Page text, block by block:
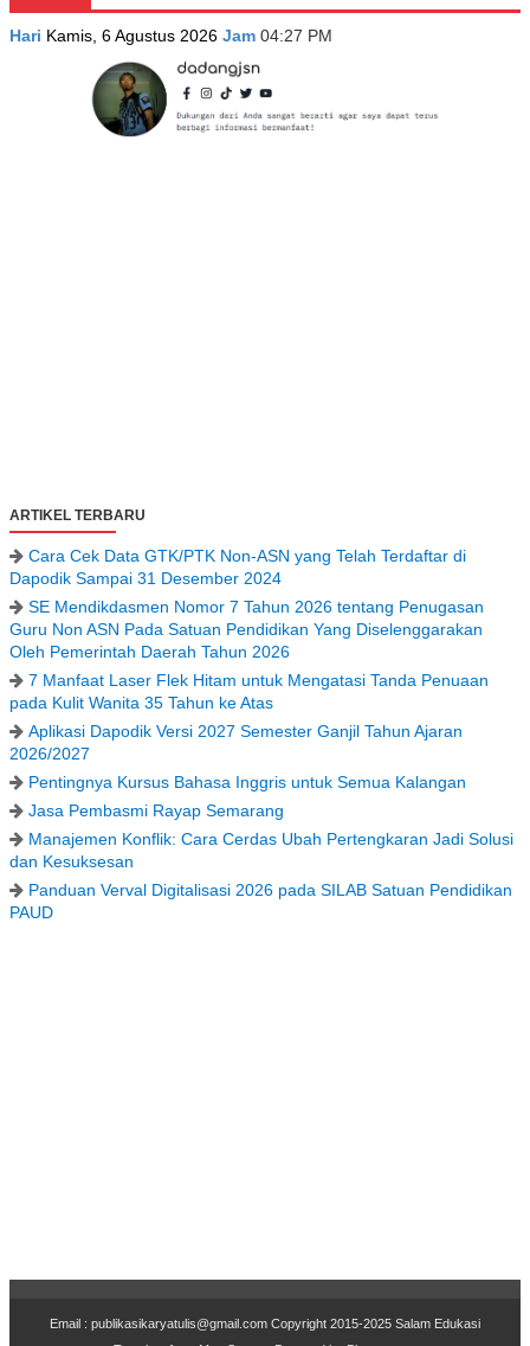
Hari Kamis, 6 Agustus 2026 Jam 04:27 PM
ARTIKEL TERBARU
Cara Cek Data GTK/PTK Non-ASN yang Telah Terdaftar di
Dapodik Sampai 31 Desember 2024
SE Mendikdasmen Nomor 7 Tahun 2026 tentang Penugasan
Guru Non ASN Pada Satuan Pendidikan Yang Diselenggarakan
Oleh Pemerintah Daerah Tahun 2026
7 Manfaat Laser Flek Hitam untuk Mengatasi Tanda Penuaan
pada Kulit Wanita 35 Tahun ke Atas
Aplikasi Dapodik Versi 2027 Semester Ganjil Tahun Ajaran
2026/2027
Pentingnya Kursus Bahasa Inggris untuk Semua Kalangan
Jasa Pembasmi Rayap Semarang
Manajemen Konflik: Cara Cerdas Ubah Pertengkaran Jadi Solusi
dan Kesuksesan
Panduan Verval Digitalisasi 2026 pada SILAB Satuan Pendidikan
PAUD
Email : publikasikaryatulis@gmail.com Copyright 2015-2025 Salam Edukasi